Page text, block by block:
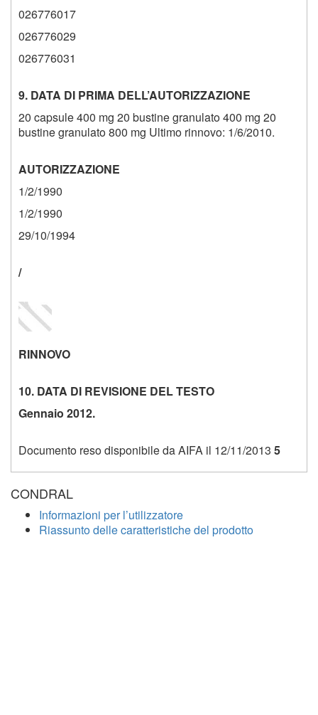
026776017
026776029
026776031
9. DATA DI PRIMA DELL’AUTORIZZAZIONE
20 capsule 400 mg 20 bustine granulato 400 mg 20
bustine granulato 800 mg Ultimo rinnovo: 1/6/2010.
AUTORIZZAZIONE
1/2/1990
1/2/1990
29/10/1994
/
RINNOVO
10. DATA DI REVISIONE DEL TESTO
Gennaio 2012.
Documento reso disponibile da AIFA il 12/11/2013 5
CONDRAL
Informazioni per l’utilizzatore
Riassunto delle caratteristiche del prodotto